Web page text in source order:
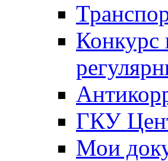
Конкурс
ГКУ
Мои